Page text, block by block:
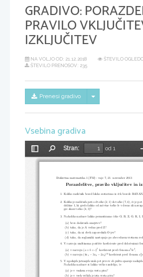
GRADIVO:
PRAVILO
IZKLJUČITEV
NA VOLJO OD: 21.12.2018
ŠTEVILO
ŠTEVILO PRENOSOV: 235
Prenesi gradivo Skrij/prikaži meni
Vsebina gradiva
Preklopi
stransko
Stran:
od 1
Diskretna matematika 1 (FM) - vaje 7, 21.  november 2013
Porazdelitve, pravilo vkljuˇcitev in
1.  Koliko razliˇcnih besed lahko sestavimo iz ˇcrk besede
2.  Koliko je razliˇcnih poti od toˇcke (2 1) do toˇcke (7, 4), ˇce je
dolˇzine 1, ki gredo lahko od zaˇcetne toˇcke le v desno ali
gre skozi toˇcko (4, 3)?
3.  Na koliko naˇcinov lahko permutiramo ˇcrke O, B, Z, O, R,
(a)  brez dodatnih omejitev?
(b)  tako, da je A vedno pred Z?
(c)  tako, da ni dveh zaporednih O-jev?
(d)  tako, da soglasniki nastopajo po abecednem vrstnem
4.  V razvoju multinoma poiˇsˇcite koeficiente pred doloˇcenimi
(a)  v razvoju (a + b+ c)7 koeficient pred ˇclenom a3 bc3
(b)  v razvoju (4x 1 − 3x2 − 2x3) 13 koeficient pred ˇclenom x3
1x
5.  V zgodnjih jutranjih urah pet pivcev ob pultu opazuje zadnjih
Na koliko naˇcinov si lahko vrˇcke razdelijo, ˇce
(a)  je v vsakem svoja vrsta piva?
(b)  je v vseh vrˇckih je ista vrsta piva?